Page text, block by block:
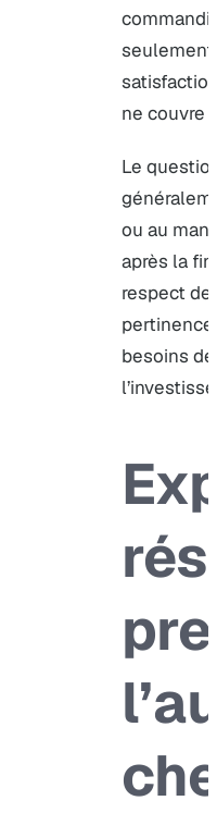
seulement
ne couvre
Le
ou au
après la
respect
besoins